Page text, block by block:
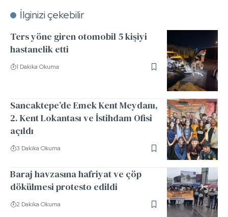
İlginizi çekebilir
Ters yöne giren otomobil 5 kişiyi
hastanelik etti
1 Dakika Okuma
Sancaktepe’de Emek Kent Meydanı,
2. Kent Lokantası ve İstihdam Ofisi
açıldı
3 Dakika Okuma
Baraj havzasına hafriyat ve çöp
dökülmesi protesto edildi
2 Dakika Okuma